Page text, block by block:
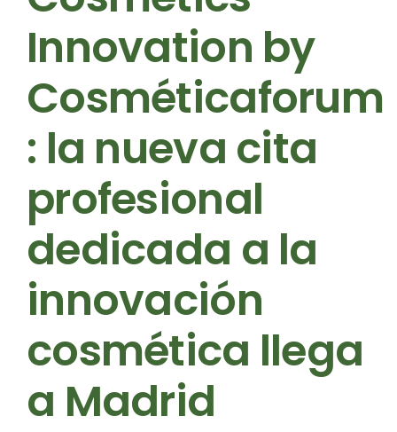
Innovation by
Cosméticaforum
: la nueva cita
profesional
dedicada a la
innovación
cosmética llega
a Madrid